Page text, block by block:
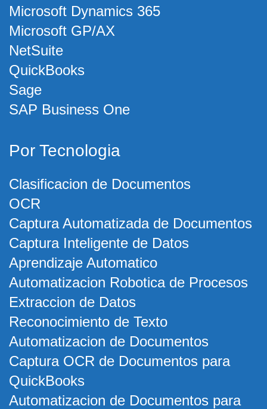
Microsoft Dynamics 365
Microsoft GP/AX
NetSuite
QuickBooks
Sage
SAP Business One
Por Tecnologia
Clasificacion de Documentos
OCR
Captura Automatizada de Documentos
Captura Inteligente de Datos
Aprendizaje Automatico
Automatizacion Robotica de Procesos
Extraccion de Datos
Reconocimiento de Texto
Automatizacion de Documentos
Captura OCR de Documentos para
QuickBooks
Automatizacion de Documentos para